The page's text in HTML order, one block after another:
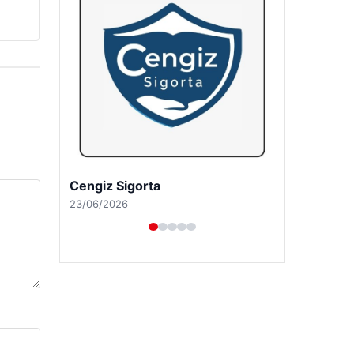
Hastaş Beton
26/05/2026